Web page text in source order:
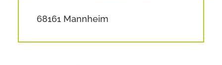
68161 Mannheim